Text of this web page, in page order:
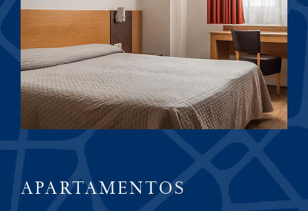
APARTAMENTOS